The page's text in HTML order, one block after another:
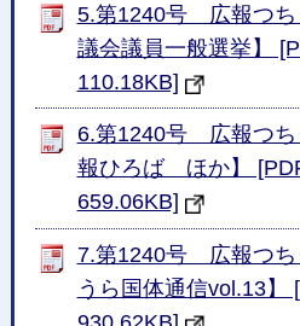
5.第1240号 広報つ
議会議員一般選挙】
110.18KB]
6.第1240号 広報つ
報ひろば ほか】
659.06KB]
7.第1240号 広報つ
うら国体通信vol.13】